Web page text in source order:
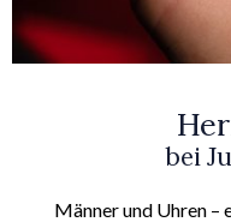
bei
Männer und Uhren –